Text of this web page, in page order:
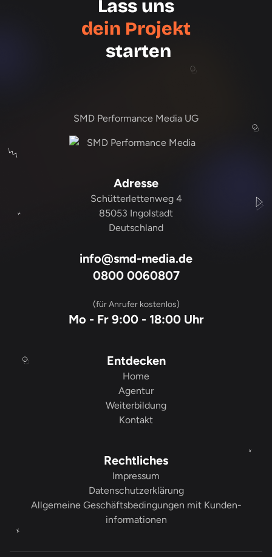
Lass uns
dein Projekt
starten
SMD Performance Media UG
Adresse
Schütterlettenweg 4
85053 Ingolstadt
Deutschland
info@smd-media.de
0800 0060807
(für Anrufer kostenlos)
Mo - Fr 9:00 - 18:00 Uhr
Entdecken
Home
Agentur
Weiterbildung
Kontakt
Rechtliches
Impressum
Datenschutzerklärung
Allgemeine Geschäfts­­bedingungen mit Kunden­­
informationen